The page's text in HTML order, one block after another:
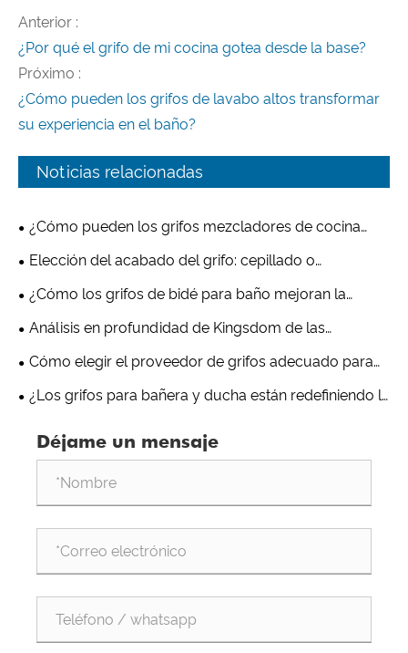
Anterior :
¿Por qué el grifo de mi cocina gotea desde la base?
Próximo :
¿Cómo pueden los grifos de lavabo altos transformar
su experiencia en el baño?
Noticias relacionadas
¿Cómo pueden los grifos mezcladores de cocina
transformar su espacio para cocinar?
Elección del acabado del grifo: cepillado o
revestimiento PVD: ¿cuál es mejor para su mercado?
¿Cómo los grifos de bidé para baño mejoran la
higiene y la comodidad en los baños modernos?
Análisis en profundidad de Kingsdom de las
tendencias de fabricación de grifos de bañera e
innovación para ahorrar agua
Cómo elegir el proveedor de grifos adecuado para
su marca: criterios clave que los importadores
globales deben examinar antes de realizar pedidos
¿Los grifos para bañera y ducha están redefiniendo la
Déjame un mensaje